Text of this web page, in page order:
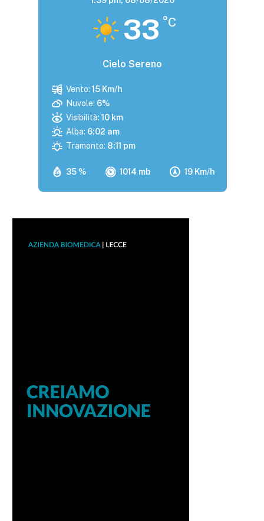
33 °C
Cielo Sereno
35 % 1014 mb 19 Km/h
Vento: 15 Km/h
Nuvole: 6%
Visibilità: 10 km
Alba: 6:02 am
Tramonto: 8:11 pm